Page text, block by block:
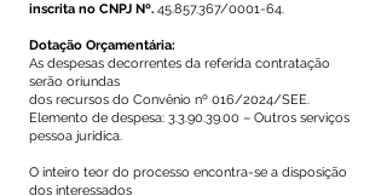
inscrita no CNPJ Nº. 45.857.367/0001-64.
Dotação Orçamentária:
As despesas decorrentes da referida contratação
serão oriundas
dos recursos do Convênio nº 016/2024/SEE.
Elemento de despesa: 3.3.90.39.00 – Outros serviços
pessoa jurídica.
O inteiro teor do processo encontra-se a disposição
dos interessados